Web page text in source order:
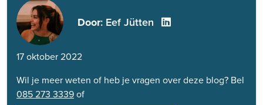
Door: Eef Jütten
17 oktober 2022
Wil je meer weten of heb je vragen over deze blog? Bel
085 273 3339of